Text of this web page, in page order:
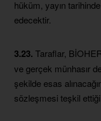
hüküm, yayın
edecektir.
3.23. Taraflar,
ve gerçek münhasır
şekilde esas
sözleşmesi teşkil